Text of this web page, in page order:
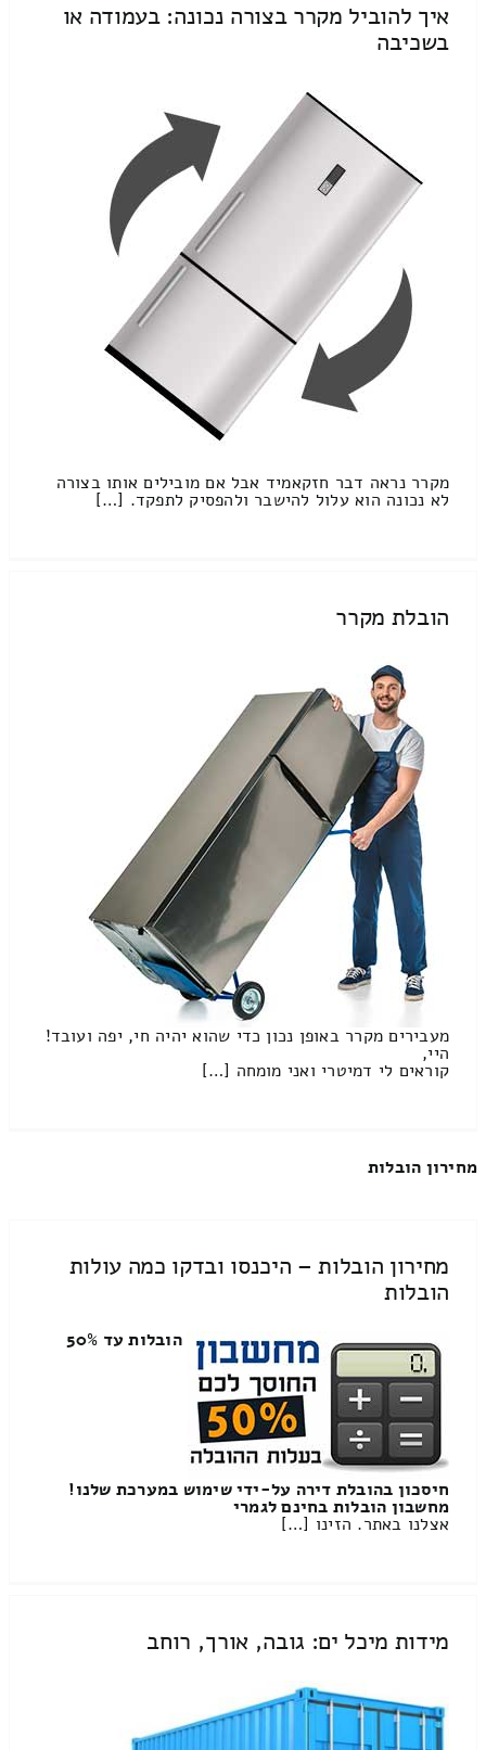
איך להוביל מקרר בצורה נכונה: בעמודה או
בשכיבה
מקרר נראה דבר חזקאמיד אבל אם מובילים אותו בצורה
לא נכונה הוא עלול להישבר ולהפסיק לתפקד. […]
הובלת מקרר
מעבירים מקרר באופן נכון כדי שהוא יהיה חי, יפה ועובד!
היי,
קוראים לי דמיטרי ואני מומחה […]
מחירון הובלות
מחירון הובלות – היכנסו ובדקו כמה עולות
הובלות
הובלות עד 50%
חיסכון בהובלת דירה על-ידי שימוש במערכת שלנו!
מחשבון הובלות בחינם לגמרי
אצלנו באתר. הזינו […]
מידות מיכל ים: גובה, אורך, רוחב